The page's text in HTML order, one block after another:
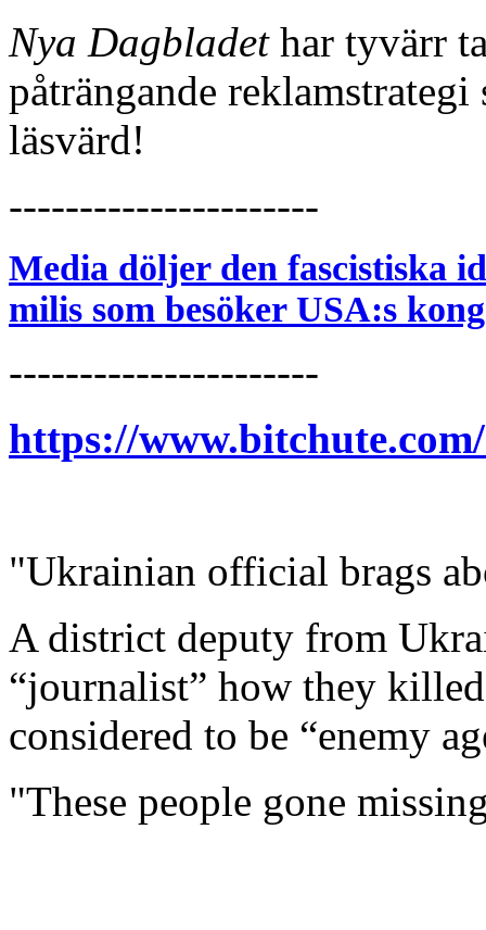
Nya Dagbladethar tyvärr
påträngande
läsvärd!
----------------------
Media döljer den fascistiska
milis som besöker USA:s
----------------------
https://
"Ukrainian official brags
A district deputy from
“journalist” how they
considered to be “enemy
"These people gone